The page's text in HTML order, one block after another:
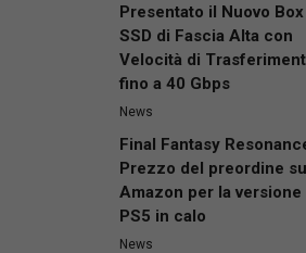
Presentato il Nuovo Box
SSD di Fascia Alta con
Velocità di
fino a 40 Gbps
News
Final Fantasy
Prezzo del preordine su
Amazon per la versione
PS5 in calo
News